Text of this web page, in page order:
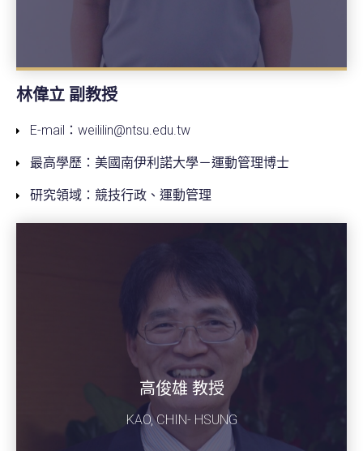
林偉立 副教授
E-mail：weililin@ntsu.edu.tw
最高學歷：美國南伊利諾大學－運動管理博士
研究領域：競技行政、運動管理
高俊雄 教授
KAO, CHIN- HSUNG